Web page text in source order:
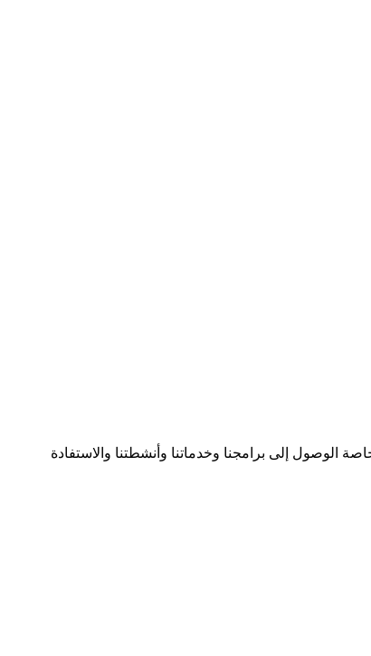
الوصول إلى برامجنا وخدماتنا وأنشطتنا والاستفادة